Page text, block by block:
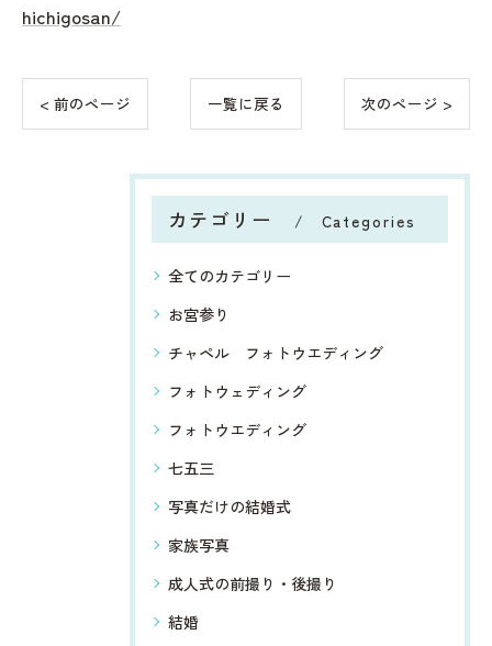
hichigosan/
< 前のページ 一覧に戻る 次のページ >
カテゴリー Categories
全てのカテゴリー
お宮参り
チャペル フォトウエディング
フォトウェディング
フォトウエディング
七五三
写真だけの結婚式
家族写真
成人式の前撮り・後撮り
結婚